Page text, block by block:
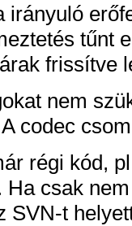
irányuló
tűnt
frissítve
nem
codec
régi kód,
Ha csak
SVN-t